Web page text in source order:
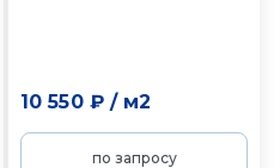
10 550 ₽/ м2
по запросу